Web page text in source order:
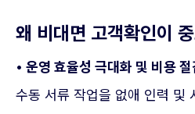
왜 비대면 고객확인이
• 운영 효율성 극대화 및 비용 절
수동 서류 작업을 없애 인력 및